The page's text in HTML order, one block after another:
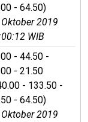
- 64.50)
2019
WIB
- 44.50 -
- 21.50
- 133.50 -
- 64.50)
2019